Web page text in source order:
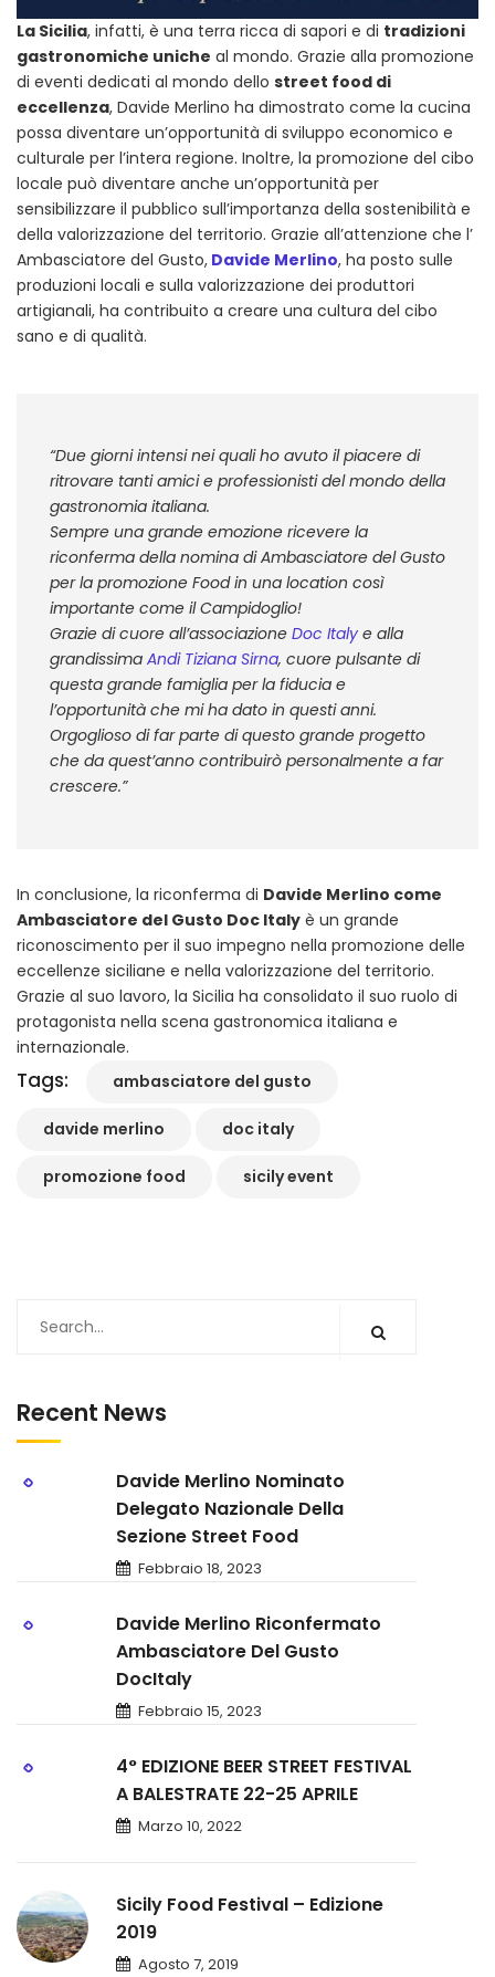
La Sicilia, infatti, è una terra ricca di sapori e di tradizioni
gastronomiche uniche al mondo. Grazie alla promozione
di eventi dedicati al mondo dello street food di
eccellenza, Davide Merlino ha dimostrato come la cucina
possa diventare un’opportunità di sviluppo economico e
culturale per l’intera regione. Inoltre, la promozione del cibo
locale può diventare anche un’opportunità per
sensibilizzare il pubblico sull’importanza della sostenibilità e
della valorizzazione del territorio. Grazie all’attenzione che l’
Ambasciatore del Gusto, Davide Merlino, ha posto sulle
produzioni locali e sulla valorizzazione dei produttori
artigianali, ha contribuito a creare una cultura del cibo
sano e di qualità.
“Due giorni intensi nei quali ho avuto il piacere di
ritrovare tanti amici e professionisti del mondo della
gastronomia italiana.
Sempre una grande emozione ricevere la
riconferma della nomina di Ambasciatore del Gusto
per la promozione Food in una location così
importante come il Campidoglio!
Grazie di cuore all’associazione Doc Italy e alla
grandissima Andi Tiziana Sirna, cuore pulsante di
questa grande famiglia per la fiducia e
l’opportunità che mi ha dato in questi anni.
Orgoglioso di far parte di questo grande progetto
che da quest’anno contribuirò personalmente a far
crescere.”
In conclusione, la riconferma di Davide Merlino come
Ambasciatore del Gusto Doc Italy è un grande
riconoscimento per il suo impegno nella promozione delle
eccellenze siciliane e nella valorizzazione del territorio.
Grazie al suo lavoro, la Sicilia ha consolidato il suo ruolo di
protagonista nella scena gastronomica italiana e
internazionale.
Tags: ambasciatore del gusto
davide merlino doc italy
promozione food sicily event
Recent News
Davide Merlino Nominato
Delegato Nazionale Della
Sezione Street Food
Febbraio 18, 2023
Davide Merlino Riconfermato
Ambasciatore Del Gusto
DocItaly
Febbraio 15, 2023
4° EDIZIONE BEER STREET FESTIVAL
A BALESTRATE 22-25 APRILE
Marzo 10, 2022
Sicily Food Festival – Edizione
2019
Agosto 7, 2019